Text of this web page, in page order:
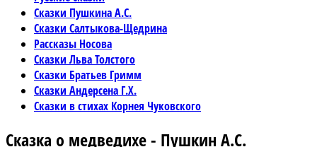
Сказки Пушкина А.С.
Сказки Салтыкова-Щедрина
Рассказы Носова
Сказки Льва Толстого
Сказки Братьев Гримм
Сказки Андерсена Г.Х.
Сказки в стихах Корнея Чуковского
Сказка о медведихе - Пушкин А.С.